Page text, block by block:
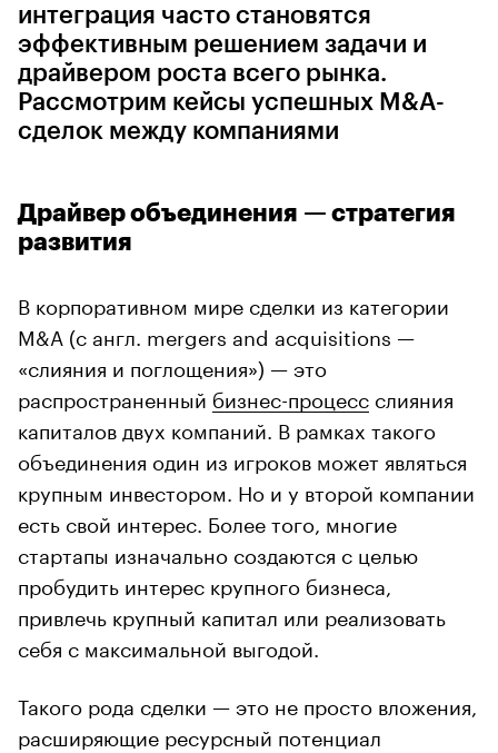
интеграция часто становятся
эффективным решением задачи и
драйвером роста всего рынка.
Рассмотрим кейсы успешных M&A-
сделок между компаниями
Драйвер объединения — стратегия
развития
В корпоративном мире сделки из категории
M&A (с англ. mergers and acquisitions —
«слияния и поглощения») — это
распространенный бизнес-процесс слияния
капиталов двух компаний. В рамках такого
объединения один из игроков может являться
крупным инвестором. Но и у второй компании
есть свой интерес. Более того, многие
стартапы изначально создаются с целью
пробудить интерес крупного бизнеса,
привлечь крупный капитал или реализовать
себя с максимальной выгодой.
Такого рода сделки — это не просто вложения,
расширяющие ресурсный потенциал